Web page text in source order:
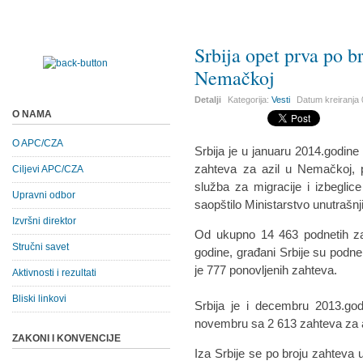
Srbija opet prva po
Nemačkoj
Detalji Kategorija:Vesti Datum kreiranja
Srbija je u januaru
zahteva za azil u Nemačkoj,
služba za migracije i
saopštilo Ministarstvo
Od ukupno 14 463 podnetih
godine, građani Srbije su
je 777 ponovljenih zahteva.
Srbija je i decembru
novembru sa 2 613 zahteva za
Iza Srbije se po broju zahteva
O NAMA
O APC/CZA
Ciljevi APC/CZA
Upravni odbor
Izvršni direktor
Stručni savet
Aktivnosti i rezultati
Bliski linkovi
ZAKONI I KONVENCIJE